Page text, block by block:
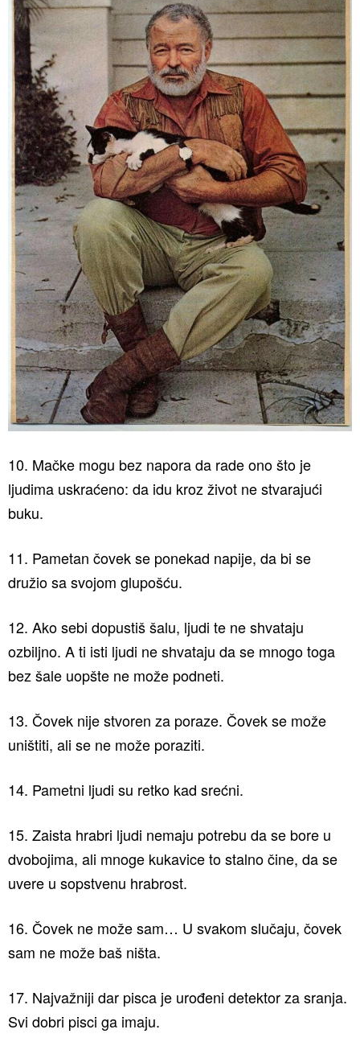
10. Mačke mogu bez napora da rade ono što je
ljudima uskraćeno: da idu kroz život ne stvarajući
buku.
11. Pametan čovek se ponekad napije, da bi se
družio sa svojom glupošću.
12. Ako sebi dopustiš šalu, ljudi te ne shvataju
ozbiljno. A ti isti ljudi ne shvataju da se mnogo toga
bez šale uopšte ne može podneti.
13. Čovek nije stvoren za poraze. Čovek se može
uništiti, ali se ne može poraziti.
14. Pametni ljudi su retko kad srećni.
15. Zaista hrabri ljudi nemaju potrebu da se bore u
dvobojima, ali mnoge kukavice to stalno čine, da se
uvere u sopstvenu hrabrost.
16. Čovek ne može sam… U svakom slučaju, čovek
sam ne može baš ništa.
17. Najvažniji dar pisca je urođeni detektor za sranja.
Svi dobri pisci ga imaju.